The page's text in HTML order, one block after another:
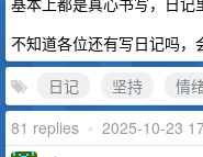
不知道各位还有写日记吗，
日记
坚持
情
81 replies • 2025-10-23